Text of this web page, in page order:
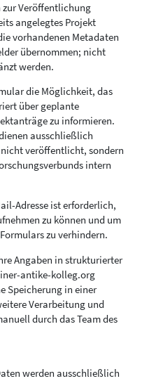
zur Veröffentlichung
angelegtes Projekt
vorhandenen Metadaten
übernommen; nicht
werden.
die Möglichkeit, das
über geplante
zu informieren.
ausschließlich
veröffentlicht, sondern
intern
Adresse ist erforderlich,
zu können und um
zu verhindern.
Angaben in strukturierter
antike-kolleg.org
Speicherung in einer
Verarbeitung und
durch das Team des
werden ausschließlich